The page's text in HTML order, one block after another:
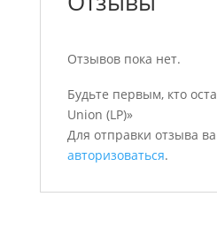
Отзывов пока нет.
Будьте первым, кто
Union (LP)»
Для отправки отзыва
авторизоваться.